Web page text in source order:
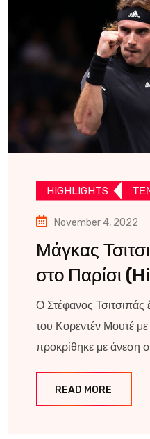
HIGHLIGHTS
November 4, 2022
Μάγκας
στο Παρίσι
Ο Στέφανος Τσιτσιπάς
του Κορεντέν Μουτέ
προκρίθηκε με άνεση
READ MORE